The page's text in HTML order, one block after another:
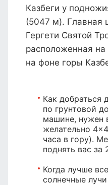
Казбеги у
(5047 м). Главная
Гергети Святой
расположенная
на фоне горы
Как добраться
по грунтовой
машине, нужен
желательно
часа в гору).
поднять вас за
Когда лучше
солнечные